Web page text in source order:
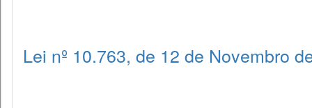
Lei nº 10.763, de 12 de Novembro